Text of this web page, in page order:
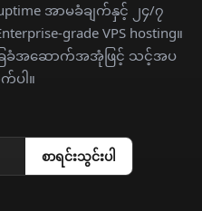
uptime အာမခံချက်နှင့် ၂၄/၇
grade VPS hosting။
ေခံအဆောက်အအုံဖြင့် သင့်အပ
ပါ။
စာရင်းသွင်းပါ